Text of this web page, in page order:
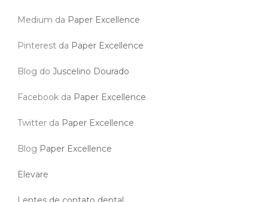
Medium da Paper Excellence
Pinterest da Paper Excellence
Blog do Juscelino Dourado
Facebook da Paper Excellence
Twitter da Paper Excellence
Blog Paper Excellence
Elevare